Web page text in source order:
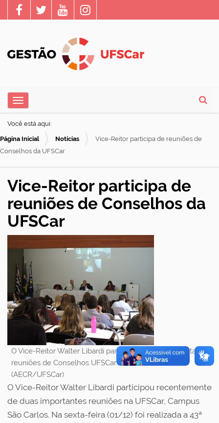
Busca
e
g
Toggle navigation
Você está aqui:
Página Inicial Notícias
Vice-Reitor participa de reuniões de
Conselhos da UFSCar
Vice-Reitor participa de
reuniões de Conselhos da
UFSCar
O Vice-Reitor Walter Libardi participou de duas importantes
reuniões de Conselhos UFSCar. Foto: Stela Martins
(AECR/UFSCar)
O Vice-Reitor Walter Libardi participou recentemente
de duas importantes reuniões na UFSCar, Campus
São Carlos. Na sexta-feira (01/12) foi realizada a 43ª